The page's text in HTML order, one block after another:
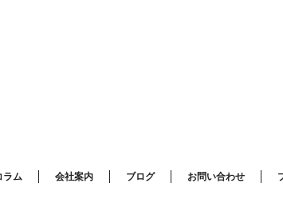
ラム 会社案内 ブログ お問い合わせ